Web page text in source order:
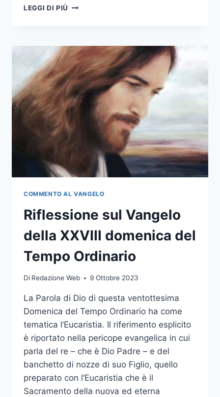
LEGGI DI PIÙ
COMMENTO AL VANGELO
Riflessione sul Vangelo
della XXVIII domenica del
Tempo Ordinario
Di Redazione Web 9 Ottobre 2023
La Parola di Dio di questa ventottesima
Domenica del Tempo Ordinario ha come
tematica l’Eucaristia. Il riferimento esplicito
è riportato nella pericope evangelica in cui
parla del re – che è Dio Padre – e del
banchetto di nozze di suo Figlio, quello
preparato con l’Eucaristia che è il
Sacramento della nuova ed eterna